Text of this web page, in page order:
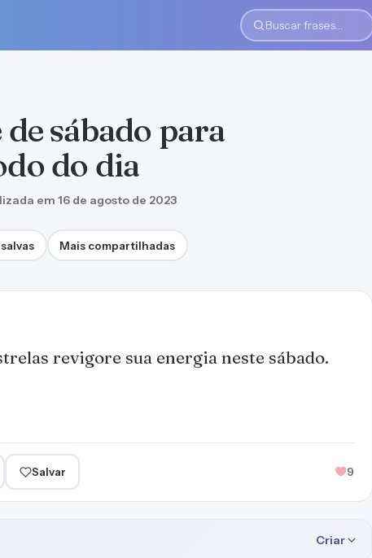
Buscar frases
sábado para
do dia
em 16 de agosto de 2023
Mais compartilhadas
revigore sua energia neste sábado.
Salvar 9
Criar